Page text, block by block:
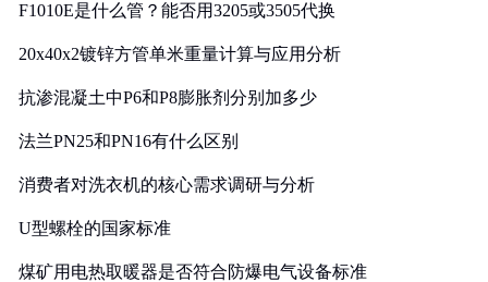
F1010E是什么管？能否用3205或3505代换
20x40x2镀锌方管单米重量计算与应用分析
抗渗混凝土中P6和P8膨胀剂分别加多少
法兰PN25和PN16有什么区别
消费者对洗衣机的核心需求调研与分析
U型螺栓的国家标准
煤矿用电热取暖器是否符合防爆电气设备标准